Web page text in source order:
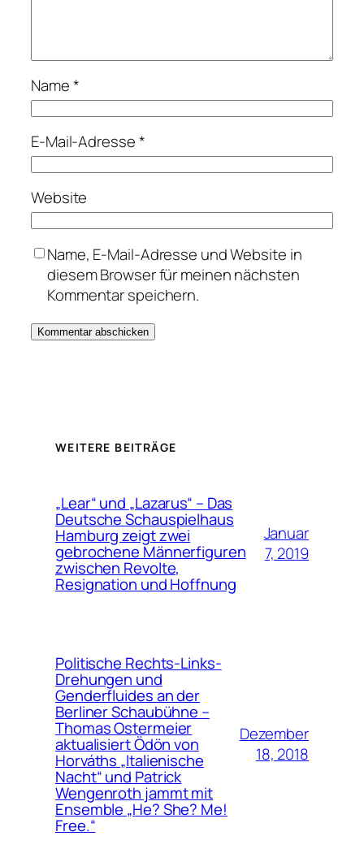
Name*
E-Mail-Adresse*
Website
Name, E-Mail-Adresse und Website in
diesem Browser für meinen nächsten
Kommentar speichern.
WEITERE BEITRÄGE
„Lear“ und „Lazarus“ – Das
Deutsche Schauspielhaus
Hamburg zeigt zwei
gebrochene Männerfiguren
zwischen Revolte,
Resignation und Hoffnung
Januar
7, 2019
Politische Rechts-Links-
Drehungen und
Genderfluides an der
Berliner Schaubühne –
Thomas Ostermeier
aktualisiert Ödön von
Horváths „Italienische
Nacht“ und Patrick
Wengenroth jammt mit
Ensemble „He? She? Me!
Free.“
Dezember
18, 2018